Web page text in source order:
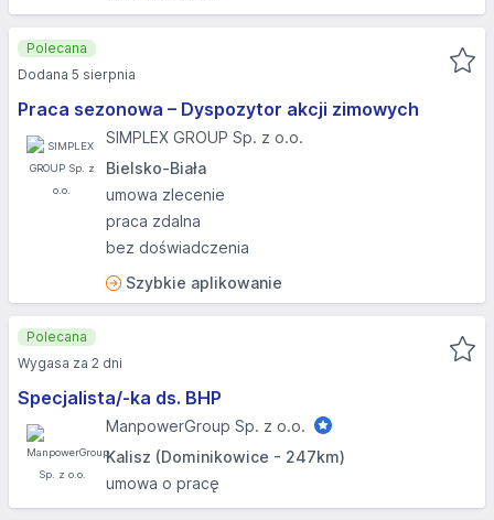
Praca sezonowa – Dyspozytor akcji zimowych
SIMPLEX GROUP Sp. z o.o.
Bielsko-Biała
umowa zlecenie
praca zdalna
bez doświadczenia
Szybkie aplikowanie
Polecana
Dodana 5 sierpnia
Specjalista/-ka ds. BHP
ManpowerGroup Sp. z o.o.
Kalisz (Dominikowice - 247km)
umowa o pracę
Polecana
Wygasa za 2 dni